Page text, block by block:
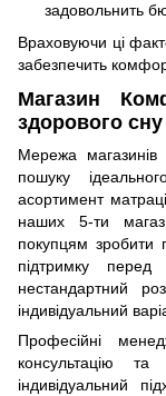
задовольнить
Враховуючи ці
забезпечить
Магазин
здорового сну
Мережа
пошуку
асортимент
наших 5-ти
покупцям зробити
підтримку
нестандартний
індивідуальний
Професійні
консультацію
індивідуальний